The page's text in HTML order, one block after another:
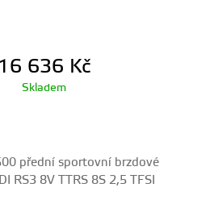
16 636 Kč
Skladem
přední sportovní brzdové
RS3 8V TTRS 8S 2,5 TFSI